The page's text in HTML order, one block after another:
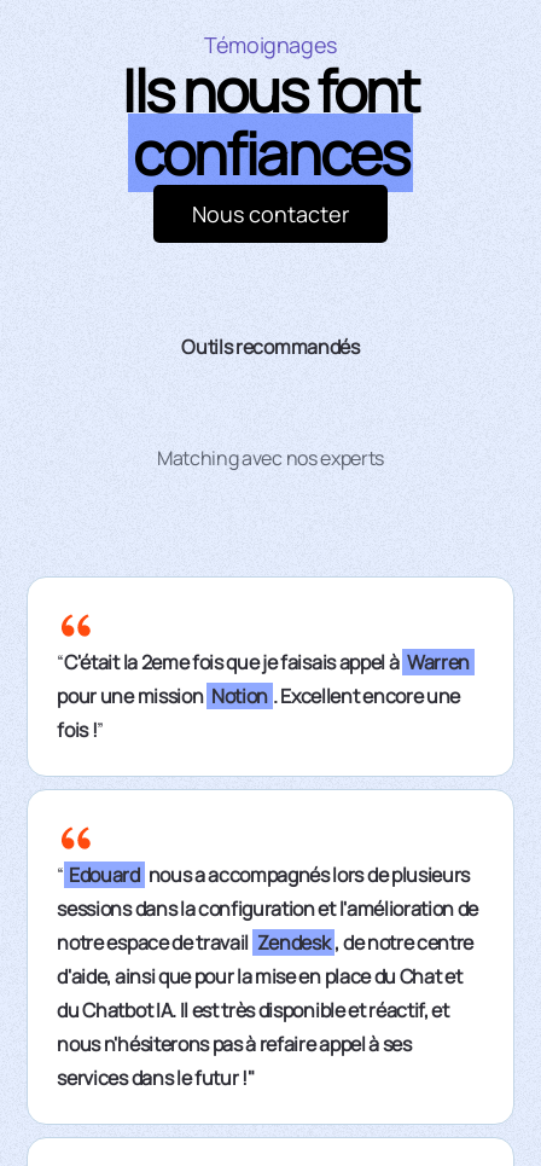
Témoignages
Ils nous font
confiances
Nous contacter
Outils recommandés
Matching avec nos experts
“C'était la 2eme fois que je faisais appel à Warren
pour une mission Notion . Excellent encore une
fois !”
“ Edouard nous a accompagnés lors de plusieurs
sessions dans la configuration et l'amélioration de
notre espace de travail Zendesk , de notre centre
d'aide, ainsi que pour la mise en place du Chat et
du Chatbot IA. Il est très disponible et réactif, et
nous n'hésiterons pas à refaire appel à ses
services dans le futur !"